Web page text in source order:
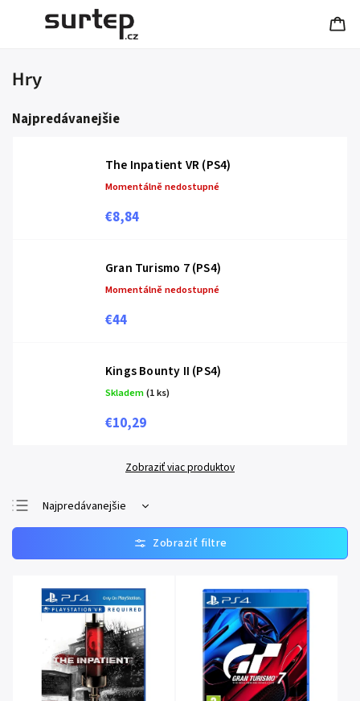
Hry
Najpredávanejšie
The Inpatient VR (PS4)
Momentálně nedostupné
€8,84
Gran Turismo 7 (PS4)
Momentálně nedostupné
€44
Kings Bounty II (PS4)
Skladem(1 ks)
€10,29
Zobraziť viac produktov
Najpredávanejšie
Najlacnejšie
Najdrahšie